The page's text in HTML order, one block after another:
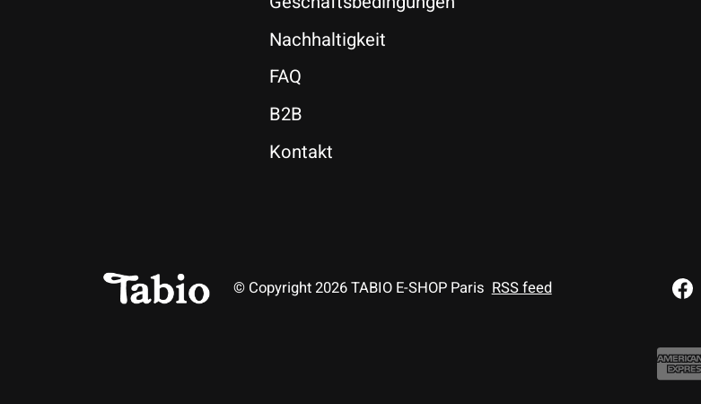
Nachhaltigkeit
FAQ
B2B
Kontakt
© Copyright 2026 TABIO E-SHOP Paris RSS feed